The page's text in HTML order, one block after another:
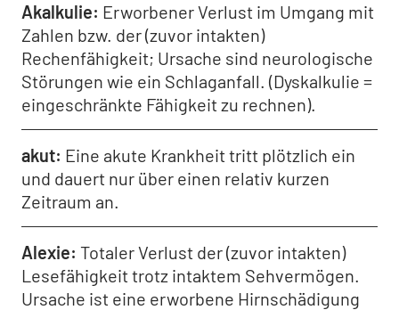
Akalkulie Erworbener Verlust im Umgang mit
Zahlen bzw. der (zuvor intakten)
Rechenfähigkeit; Ursache sind neurologische
Störungen wie ein Schlaganfall. (Dyskalkulie =
eingeschränkte Fähigkeit zu rechnen).
akut Eine akute Krankheit tritt plötzlich ein
und dauert nur über einen relativ kurzen
Zeitraum an.
Alexie Totaler Verlust der (zuvor intakten)
Lesefähigkeit trotz intaktem Sehvermögen.
Ursache ist eine erworbene Hirnschädigung